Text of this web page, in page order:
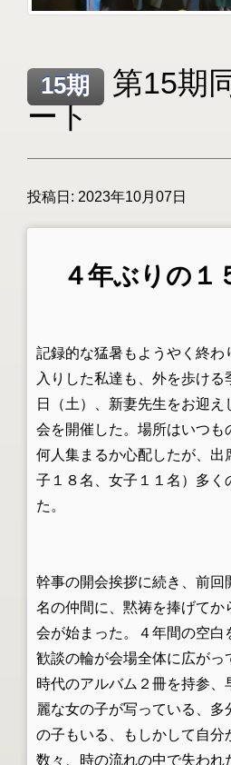
15期
第15期
ート
投稿日: 2023年10月07日
４年ぶりの１
記録的な猛暑もようやく終わ
入りした私達も、外を歩ける
日（土）、新妻先生をお迎え
会を開催した。場所はいつも
何人集まるか心配したが、出
子１８名、女子１１名）多く
た。
幹事の開会挨拶に続き、前回
名の仲間に、黙祷を捧げてか
会が始まった。４年間の空白
歓談の輪が会場全体に広がっ
時代のアルバム２冊を持参、
麗な女の子が写っている、多
の子もいる、もしかして自分
数々、時の流れの中で失われ